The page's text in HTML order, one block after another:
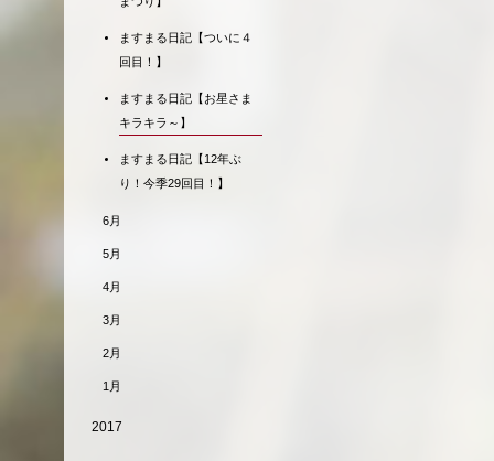
ますまる日記【ついに４
回目！】
ますまる日記【お星さま
キラキラ～】
ますまる日記【12年ぶ
り！今季29回目！】
6月
5月
4月
3月
2月
1月
2017